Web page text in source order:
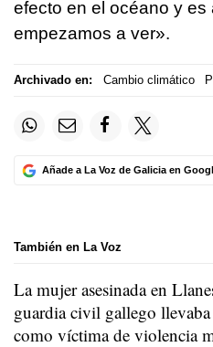
efecto en el océano y es
empezamos a ver».
Archivado en: Cambio climático
Añade a La Voz de Galicia en
También en La Voz
La mujer asesinada en
guardia civil gallego llevaba
como víctima de violencia